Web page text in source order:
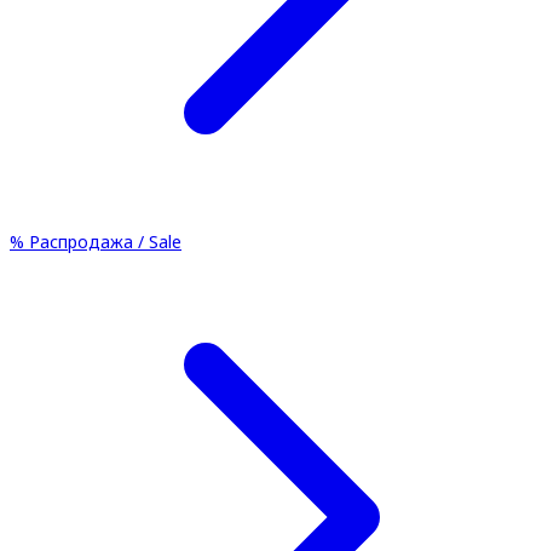
% Распродажа / Sale